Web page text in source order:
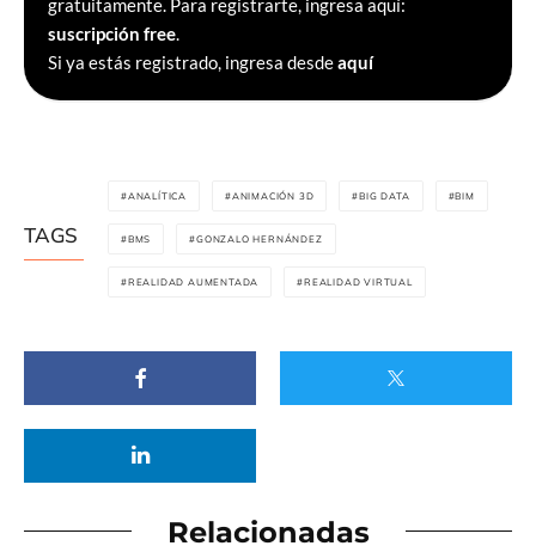
gratuitamente. Para registrarte, ingresa aquí:
suscripción free.
Si ya estás registrado, ingresa desdeaquí
TAGS
ANALÍTICA ANIMACIÓN 3D BIG DATA BIM
BMS GONZALO HERNÁNDEZ
REALIDAD AUMENTADA REALIDAD VIRTUAL
Relacionadas